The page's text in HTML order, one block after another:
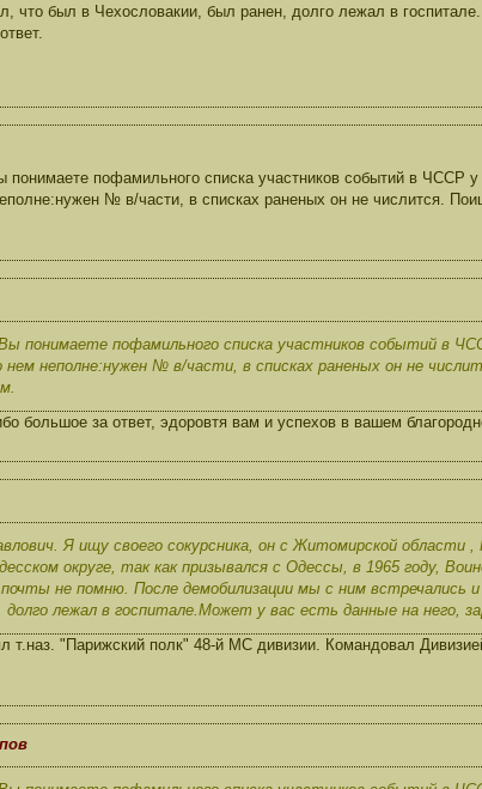
что был в Чехословакии, был ранен, долго лежал в
пофамильного списка участников событий в ЧССР
№ в/части, в списках раненых он не числится.
понимаете пофамильного списка участников событий в
неполне:нужен № в/части, в списках раненых он не
большое за ответ, эдоровтя вам и успехов в вашем
Я ищу своего сокурсника, он с Житомирской области
округе, так как призывался с Одессы, в 1965 году,
почты не помню. После демобилизации мы с ним встречались
долго лежал в госпитале.Может у вас есть данные на него,
т.наз. "Парижский полк" 48-й МС дивизии. Командовал